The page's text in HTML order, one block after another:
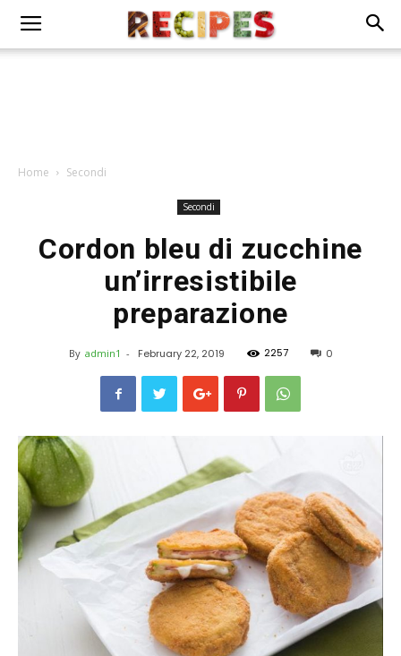
Home Secondi
Secondi
Cordon bleu di zucchine
un’irresistibile
preparazione
By admin1 - February 22, 2019 2257 0